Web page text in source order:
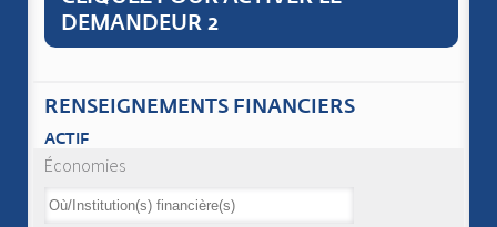
DEMANDEUR 2
RENSEIGNEMENTS FINANCIERS
ACTIF
Économies